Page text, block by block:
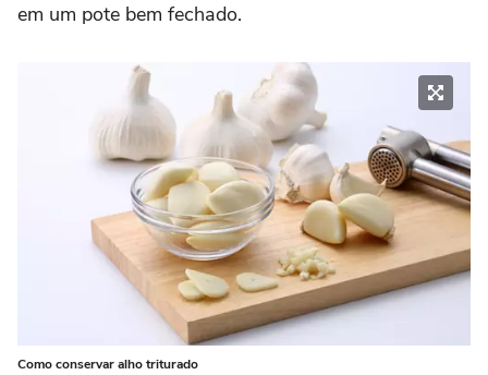
em um pote bem fechado.
Como conservar alho triturado